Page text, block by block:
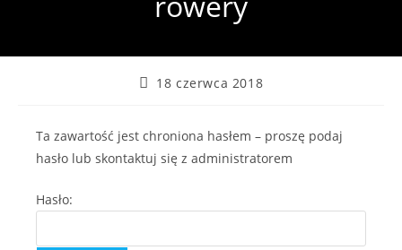
Post18 czerwca 2018
Ta zawartość jest chroniona hasłem – proszę podaj
hasło lub skontaktuj się z administratorem
Hasło: